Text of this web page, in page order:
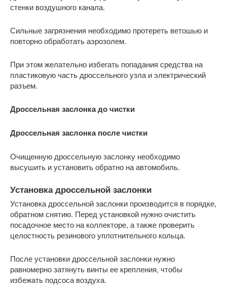
стенки воздушного канала.
Сильные загрязнения необходимо протереть ветошью и
повторно обработать аэрозолем.
При этом желательно избегать попадания средства на
пластиковую часть дроссельного узла и электрический
разъем.
Дроссельная заслонка до чистки
Дроссельная заслонка после чистки
Очищенную дроссельную заслонку необходимо
высушить и установить обратно на автомобиль.
Установка дроссельной заслонки
Установка дроссельной заслонки производится в порядке,
обратном снятию. Перед установкой нужно очистить
посадочное место на коллекторе, а также проверить
целостность резинового уплотнительного кольца.
После установки дроссельной заслонки нужно
равномерно затянуть винты ее крепления, чтобы
избежать подсоса воздуха.